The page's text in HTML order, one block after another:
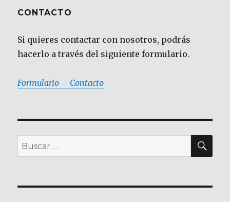
CONTACTO
Si quieres contactar con nosotros, podrás
hacerlo a través del siguiente formulario.
Formulario – Contacto
Buscar
por: